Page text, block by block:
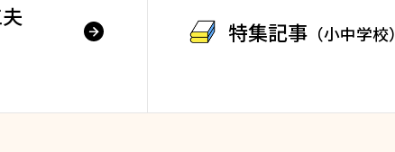
特集記事 （小中学校）